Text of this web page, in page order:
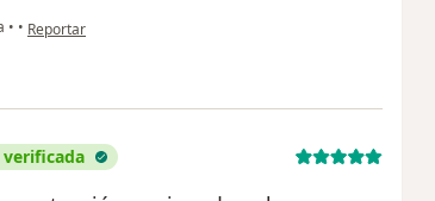
• • en opinión del usuario Jorge Paco
Reportar
verificada